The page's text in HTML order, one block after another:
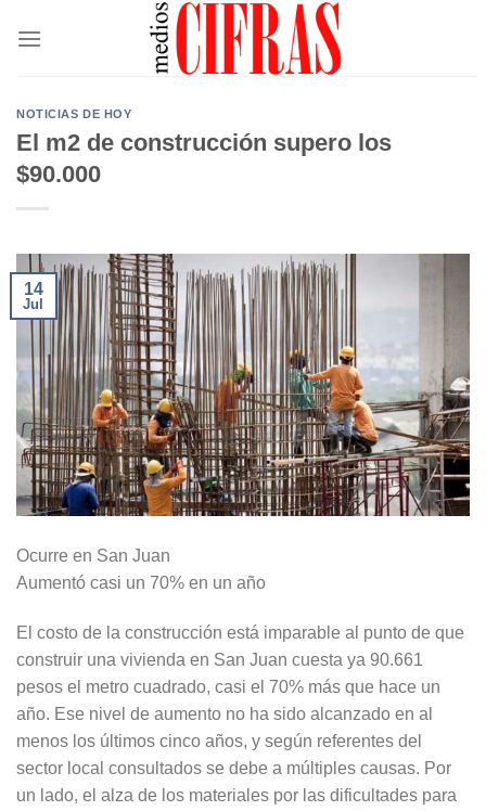
NOTICIAS DE HOY
El m2 de construcción supero los
$90.000
14
Jul
Ocurre en San Juan
Aumentó casi un 70% en un año
El costo de la construcción está imparable al punto de que
construir una vivienda en San Juan cuesta ya 90.661
pesos el metro cuadrado, casi el 70% más que hace un
año. Ese nivel de aumento no ha sido alcanzado en al
menos los últimos cinco años, y según referentes del
sector local consultados se debe a múltiples causas. Por
un lado, el alza de los materiales por las dificultades para